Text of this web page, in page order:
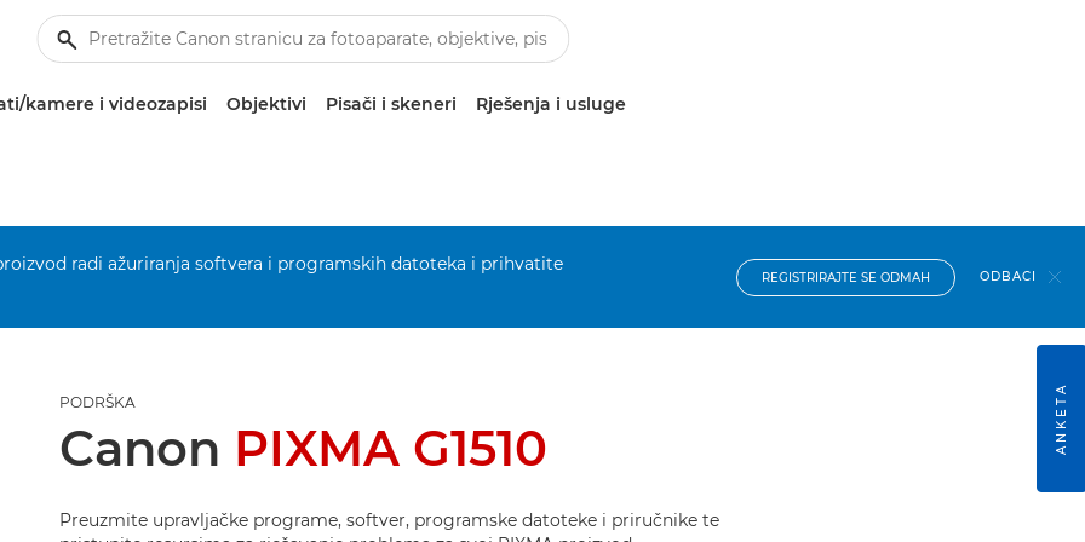
kamere i videozapisi Objektivi Pisači i skeneri Rješenja i usluge
radi ažuriranja softvera i programskih datoteka i prihvatite
REGISTRIRAJTE SE ODMAH ODBACI
PODRŠKA
Canon PIXMA G1510
Preuzmite upravljačke programe, softver, programske datoteke i priručnike te
ANKETA